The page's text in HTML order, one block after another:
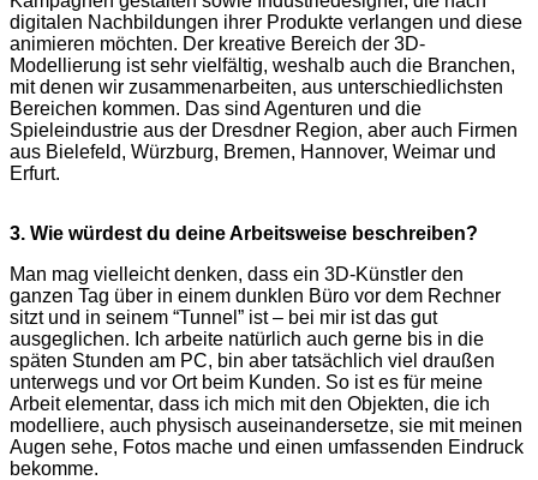
digitalen Nachbildungen ihrer Produkte verlangen und diese
animieren möchten. Der kreative Bereich der 3D-
Modellierung ist sehr vielfältig, weshalb auch die Branchen,
mit denen wir zusammenarbeiten, aus unterschiedlichsten
Bereichen kommen. Das sind Agenturen und die
Spieleindustrie aus der Dresdner Region, aber auch Firmen
aus Bielefeld, Würzburg, Bremen, Hannover, Weimar und
Erfurt.
3. Wie würdest du deine Arbeitsweise beschreiben?
Man mag vielleicht denken, dass ein 3D-Künstler den
ganzen Tag über in einem dunklen Büro vor dem Rechner
sitzt und in seinem “Tunnel” ist – bei mir ist das gut
ausgeglichen. Ich arbeite natürlich auch gerne bis in die
späten Stunden am PC, bin aber tatsächlich viel draußen
unterwegs und vor Ort beim Kunden. So ist es für meine
Arbeit elementar, dass ich mich mit den Objekten, die ich
modelliere, auch physisch auseinandersetze, sie mit meinen
Augen sehe, Fotos mache und einen umfassenden Eindruck
bekomme.